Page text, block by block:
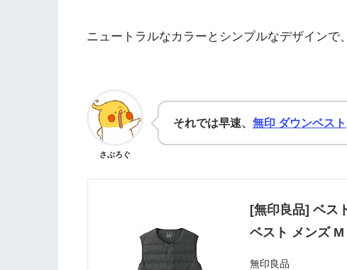
ニュートラルなカラーとシンプルなデザインで
さぶろぐ
それでは早速、 無印 ダウンベスト
[無印良品] ベス
ベスト メンズ M
無印良品